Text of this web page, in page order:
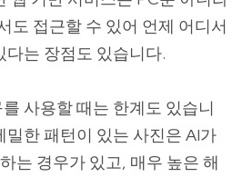
도 접근할 수 있어 언제 어디서
다는 장점도 있습니다.
사용할 때는 한계도 있습니
밀한 패턴이 있는 사진은 AI가
는 경우가 있고, 매우 높은 해